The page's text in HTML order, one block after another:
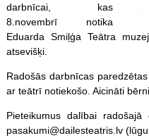
darbnīcai, kas
8.novembrī notika
Eduarda Smiļģa Teātra
atsevišķi.
Radošās darbnīcas
ar teātrī notiekošo. Aicināti
Pieteikumus dalībai
pasakumi@dailesteatris.lv